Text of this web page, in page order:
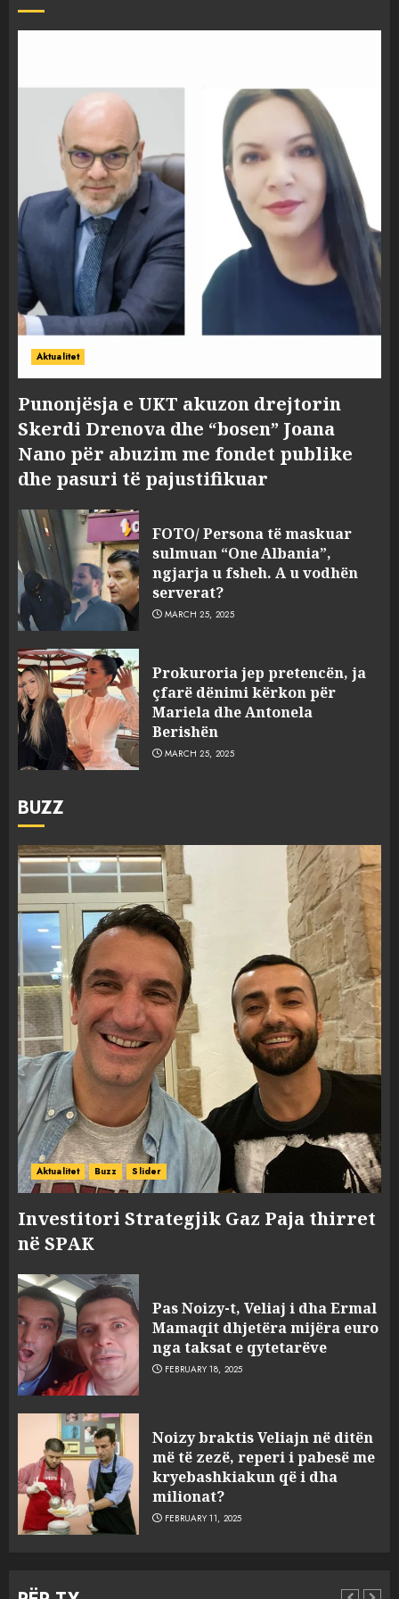
Aktualitet
Punonjësja e UKT akuzon drejtorin
Skerdi Drenova dhe “bosen” Joana
Nano për abuzim me fondet publike
dhe pasuri të pajustifikuar
FOTO/ Persona të maskuar
sulmuan “One Albania”,
ngjarja u fsheh. A u vodhën
serverat?
MARCH 25, 2025
Prokuroria jep pretencën, ja
çfarë dënimi kërkon për
Mariela dhe Antonela
Berishën
MARCH 25, 2025
BUZZ
Aktualitet Buzz Slider
Investitori Strategjik Gaz Paja thirret
në SPAK
Pas Noizy-t, Veliaj i dha Ermal
Mamaqit dhjetëra mijëra euro
nga taksat e qytetarëve
FEBRUARY 18, 2025
Noizy braktis Veliajn në ditën
më të zezë, reperi i pabesë me
kryebashkiakun që i dha
milionat?
FEBRUARY 11, 2025
3
sulmuan “One Albania”,
ngjarja u fsheh. A u vodhën
serverat?
MARCH 25, 2025